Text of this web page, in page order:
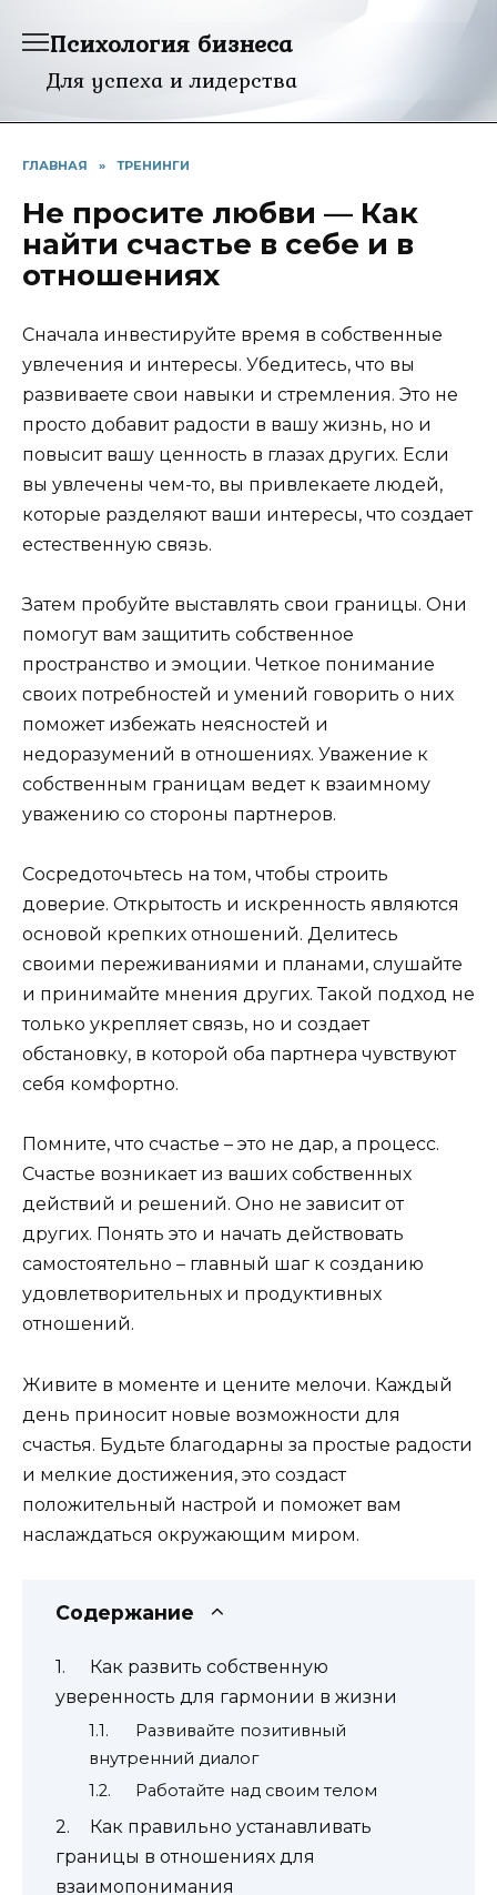
Психология бизнеса
Для успеха и лидерства
ГЛАВНАЯ » ТРЕНИНГИ
Не просите любви — Как
найти счастье в себе и в
отношениях
Сначала инвестируйте время в собственные
увлечения и интересы. Убедитесь, что вы
развиваете свои навыки и стремления. Это не
просто добавит радости в вашу жизнь, но и
повысит вашу ценность в глазах других. Если
вы увлечены чем-то, вы привлекаете людей,
которые разделяют ваши интересы, что создает
естественную связь.
Затем пробуйте выставлять свои границы. Они
помогут вам защитить собственное
пространство и эмоции. Четкое понимание
своих потребностей и умений говорить о них
поможет избежать неясностей и
недоразумений в отношениях. Уважение к
собственным границам ведет к взаимному
уважению со стороны партнеров.
Сосредоточьтесь на том, чтобы строить
доверие. Открытость и искренность являются
основой крепких отношений. Делитесь
своими переживаниями и планами, слушайте
и принимайте мнения других. Такой подход не
только укрепляет связь, но и создает
обстановку, в которой оба партнера чувствуют
себя комфортно.
Помните, что счастье – это не дар, а процесс.
Счастье возникает из ваших собственных
действий и решений. Оно не зависит от
других. Понять это и начать действовать
самостоятельно – главный шаг к созданию
удовлетворительных и продуктивных
отношений.
Живите в моменте и цените мелочи. Каждый
день приносит новые возможности для
счастья. Будьте благодарны за простые радости
и мелкие достижения, это создаст
положительный настрой и поможет вам
наслаждаться окружающим миром.
Содержание
Как развить собственную
уверенность для гармонии в жизни
Развивайте позитивный
внутренний диалог
Работайте над своим телом
Как правильно устанавливать
границы в отношениях для
взаимопонимания